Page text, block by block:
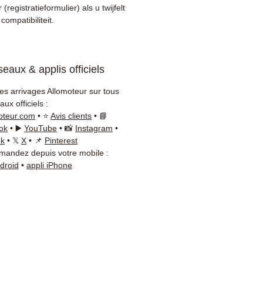
vóór verzending
garantie inbegrepen
klantenservice via
aan advies ?Neem
met ons op via+33 6 38 71
beschikbaar) —
tot Vrijdag, 9u-18u.
(registratieformulier) als u twijfelt
& applis officiels
arrivages Allomoteur sur tous
officiels :
• ⭐ Avis clients • 📘
• ▶️ YouTube • 📸 Instagram •
• 𝕏 X • 📌 Pinterest
depuis votre mobile :
• appli iPhone